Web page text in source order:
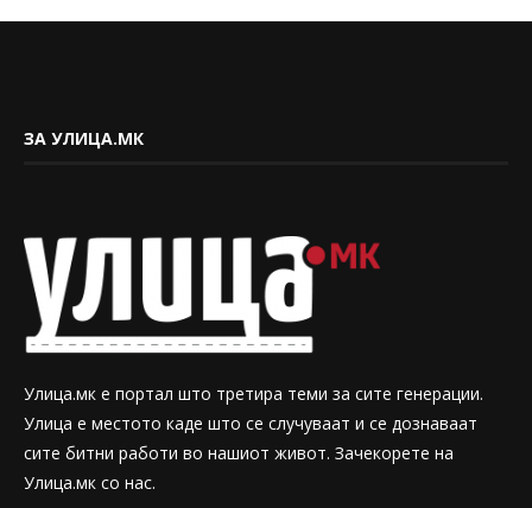
ЗА УЛИЦА.МК
Улица.мк е портал што третира теми за сите генерации.
Улица е местото каде што се случуваат и се дознаваат
сите битни работи во нашиот живот. Зачекорете на
Улица.мк со нас.